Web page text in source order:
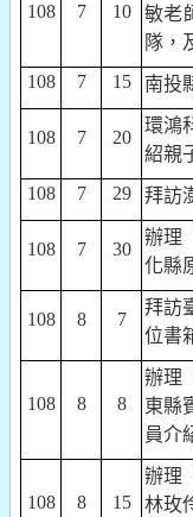
108 7 10
敏老
隊，
108
7 15 南投
108 7 20
環鴻
紹親
108
7 29 拜訪
108 7 30
辦理
化縣
108 8 7
拜訪
位書
108 8 8
辦理
東縣
員介
108 8 15
辦理
林玫